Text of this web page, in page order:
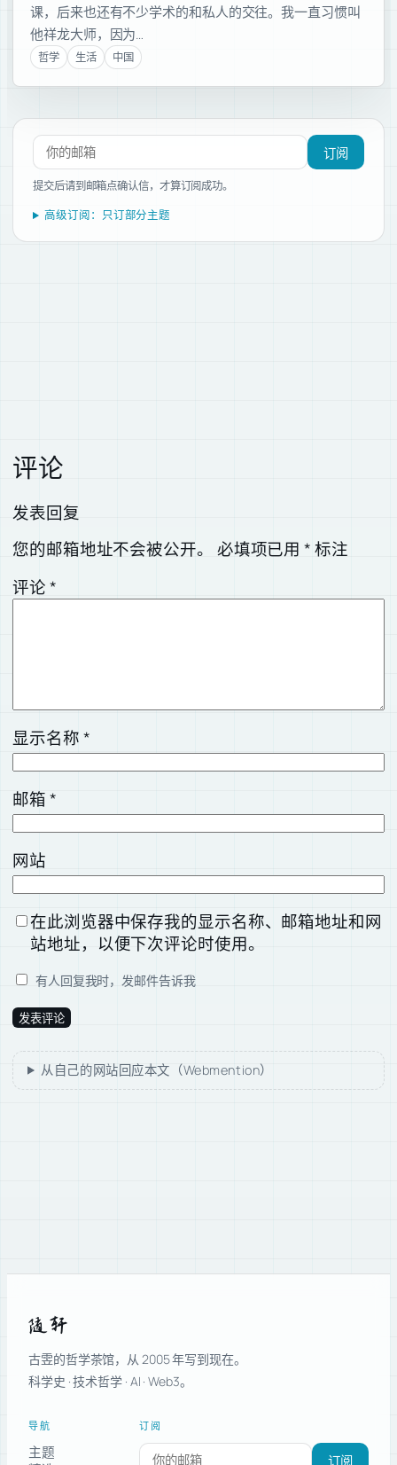
课，后来也还有不少学术的和私人的交往。我一直习惯叫
他祥龙大师，因为…
哲学 生活 中国
订阅新文章 订阅
提交后请到邮箱点确认信，才算订阅成功。
高级订阅：只订部分主题
评论
发表回复
您的邮箱地址不会被公开。
必填项已用*标注
评论*
显示名称*
邮箱*
网站
在此浏览器中保存我的显示名称、邮箱地址和网
站地址，以便下次评论时使用。
有人回复我时，发邮件告诉我
从自己的网站回应本文（Webmention）
随轩
古雴的哲学茶馆，从 2005 年写到现在。
科学史 · 技术哲学 · AI · Web3。
导航
主题
订阅
订阅新文章
订阅